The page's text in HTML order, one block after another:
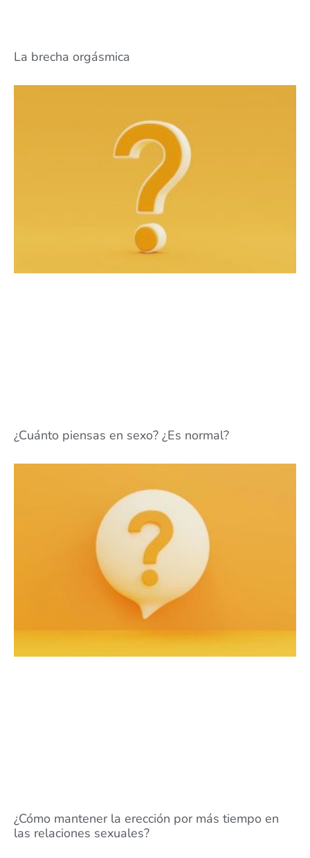
La brecha orgásmica
¿Cuánto piensas en sexo? ¿Es normal?
¿Cómo mantener la erección por más tiempo en
las relaciones sexuales?